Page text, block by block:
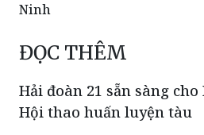
Ninh
ĐỌC THÊM
Hải đoàn 21 sẵn sàng
Hội thao huấn luyện tàu